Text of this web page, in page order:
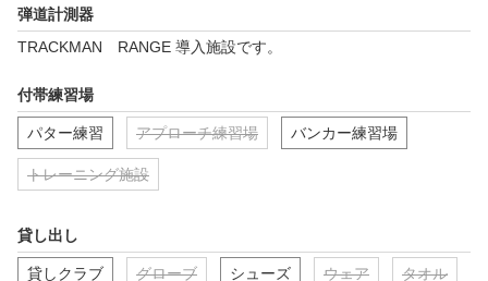
弾道計測器
TRACKMAN　RANGE 導入施設です。
付帯練習場
パター練習 アプローチ練習場 バンカー練習場
トレーニング施設
貸し出し
貸しクラブ グローブ シューズ ウェア タオル